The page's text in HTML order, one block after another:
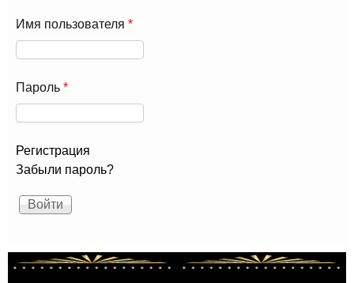
Имя пользователя *
Пароль *
Регистрация
Забыли пароль?